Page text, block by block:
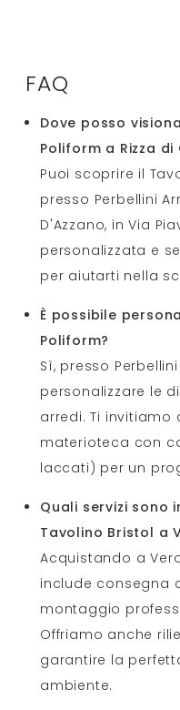
FAQ
Dove posso
Poliform a Rizza di
Puoi scoprire il
presso Perbellini
D'Azzano, in Via
personalizzata e
per aiutarti nella
È possibile
Poliform?
Sì, presso
personalizzare le
arredi. Ti invitiamo
materioteca con
laccati) per un
Quali servizi sono
Tavolino Bristol a
Acquistando a
include consegna
montaggio
Offriamo anche
garantire la
ambiente.